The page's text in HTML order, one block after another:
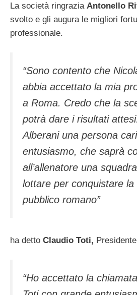
La società ringrazia Antonello
svolto e gli augura le migliori
professionale.
“Sono contento che
abbia accettato la mia
a Roma. Credo che la
potrà dare i risultati
Alberani una persona
entusiasmo, che saprà
all’allenatore una
lottare per conquistare la
pubblico romano”
ha detto Claudio Toti,
“Ho accettato la